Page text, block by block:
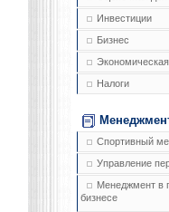
Инвестиции
Бизнес
Налоги
Спортивный
Управление
Менеджмент в
бизнесе